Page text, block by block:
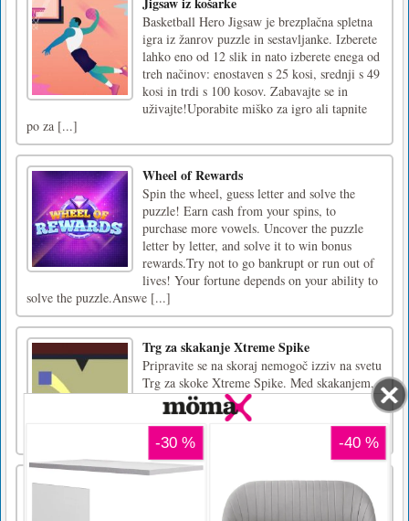
Basketball Hero Jigsaw je brezplačna spletna
igra iz žanrov puzzle in sestavljanke. Izberete
lahko eno od 12 slik in nato izberete enega od
treh načinov: enostaven s 25 kosi, srednji s 49
kosi in trdi s 100 kosov. Zabavajte se in
uživajte!Uporabite miško za igro ali tapnite
po za [...]
Wheel of Rewards
Spin the wheel, guess letter and solve the
puzzle! Earn cash from your spins, to
purchase more vowels. Uncover the puzzle
letter by letter, and solve it to win bonus
rewards.Try not to go bankrupt or run out of
lives! Your fortune depends on your ability to
solve the puzzle.Answe [...]
Trg za skakanje Xtreme Spike
Pripravite se na skoraj nemogoč izziv na svetu
Trg za skoke Xtreme Spike. Med skakanjem,
letenjem in prevračanjem poti skozi nevarne
prehode in ostre ovire potisnite svoje meje do
konca.Za igranje uporabite miško.
Najdite številke čim hitreje. Povlecite na